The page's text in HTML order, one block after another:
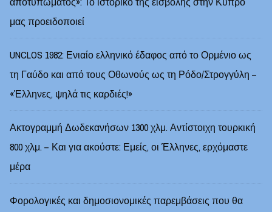
μας προειδοποιεί
UNCLOS 1982: Ενιαίο ελληνικό έδαφος από το Ορμένιο ως
τη Γαύδο και από τους Οθωνούς ως τη Ρόδο/Στρογγύλη –
«Έλληνες, ψηλά τις καρδιές!»
Ακτογραμμή Δωδεκανήσων 1300 χλμ. Αντίστοιχη τουρκική
800 χλμ. – Και για ακούστε: Εμείς, οι Έλληνες, ερχόμαστε
μέρα
Φορολογικές και δημοσιονομικές παρεμβάσεις που θα